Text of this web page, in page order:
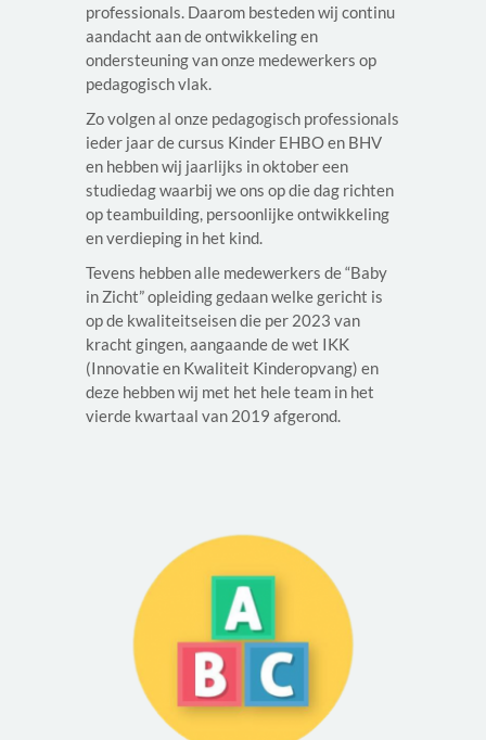
professionals. Daarom besteden wij continu
aandacht aan de ontwikkeling en
ondersteuning van onze medewerkers op
pedagogisch vlak.
Zo volgen al onze pedagogisch professionals
ieder jaar de cursus Kinder EHBO en BHV
en hebben wij jaarlijks in oktober een
studiedag waarbij we ons op die dag richten
op teambuilding, persoonlijke ontwikkeling
en verdieping in het kind.
Tevens hebben alle medewerkers de “Baby
in Zicht” opleiding gedaan welke gericht is
op de kwaliteitseisen die per 2023 van
kracht gingen, aangaande de wet IKK
(Innovatie en Kwaliteit Kinderopvang) en
deze hebben wij met het hele team in het
vierde kwartaal van 2019 afgerond.